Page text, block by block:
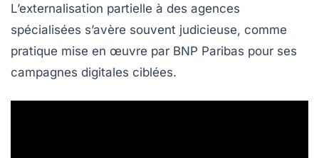
L’externalisation partielle à des agences
spécialisées s’avère souvent judicieuse, comme
pratique mise en œuvre par BNP Paribas pour ses
campagnes digitales ciblées.